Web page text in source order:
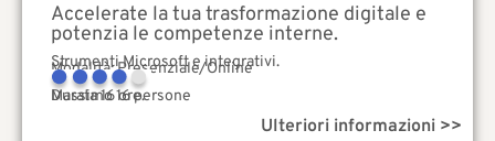
Accelerate la tua trasformazione digitale e
potenzia le competenze interne.
Strumenti Microsoft e integrativi.
Modalità: Presenziale/Online
Complessità
Durata 16 ore.
Massimo 16 persone
Ulteriori informazioni >>